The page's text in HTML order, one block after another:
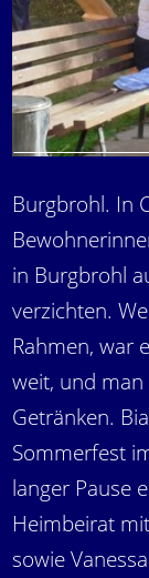
Burgbrohl. In
in Burgbrohl
verzichten.
Rahmen, war
weit, und
Getränken.
Sommerfest
langer Pause
Heimbeirat
sowie